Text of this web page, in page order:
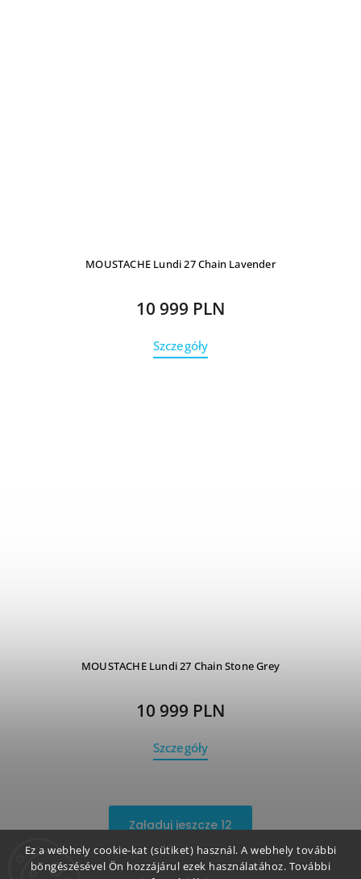
Ez a webhely cookie-kat (sütiket) használ. A webhely további
böngészésével Ön hozzájárul ezek használatához. További
MOUSTACHE Lundi 27 Chain Lavender
10 999 PLN
Szczegóły
MOUSTACHE Lundi 27 Chain Stone Grey
10 999 PLN
Szczegóły
Załaduj jeszcze 12
1
15